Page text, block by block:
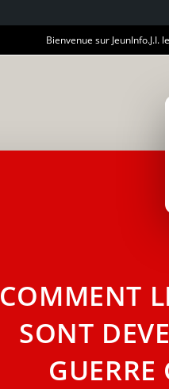
Bienvenue sur
COMMENT
SONT